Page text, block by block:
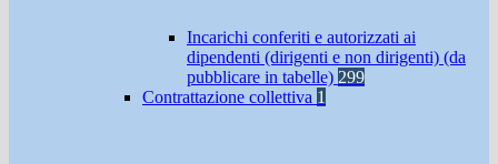
Incarichi conferiti e autorizzati ai
dipendenti (dirigenti e non dirigenti) (da
pubblicare in tabelle) 299
Contrattazione collettiva 1